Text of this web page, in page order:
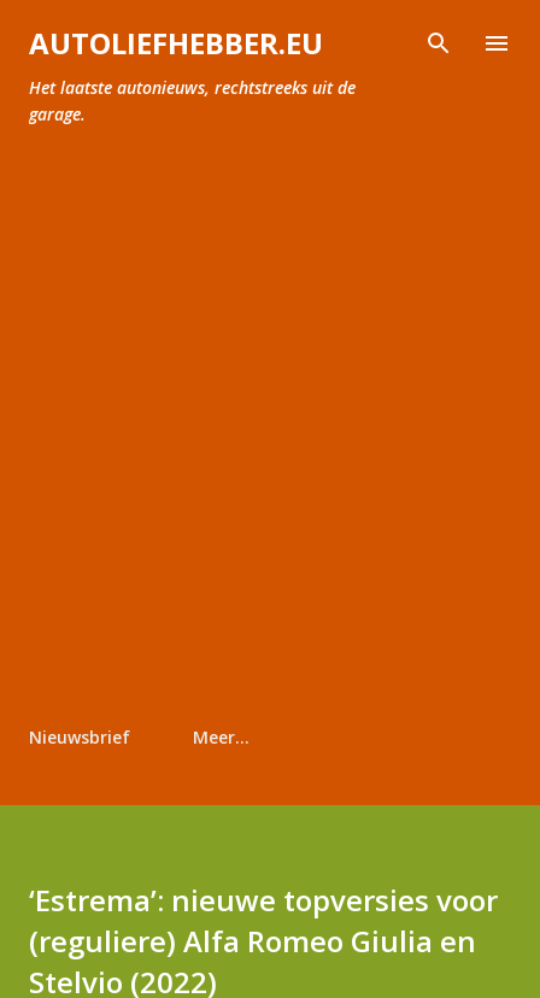
Doorgaan naar hoofdcontent
AUTOLIEFHEBBER.EU
Het laatste autonieuws, rechtstreeks uit de
garage.
Nieuwsbrief Meer…
‘Estrema’: nieuwe topversies voor
(reguliere) Alfa Romeo Giulia en
Stelvio (2022)